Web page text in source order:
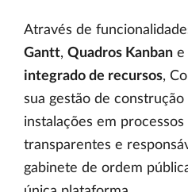
Através de
Gantt, Quadros Kanban e
integrado de recursos,
sua gestão de
instalações em
transparentes e
gabinete de ordem